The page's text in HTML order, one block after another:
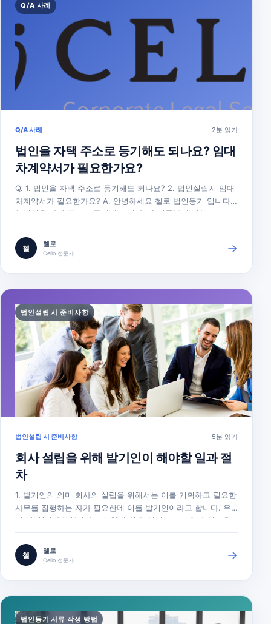
Q/A 사례
Q/A 사례 2분 읽기
법인을 자택 주소로 등기해도 되나요? 임대
차계약서가 필요한가요?
Q. 1. 법인을 자택 주소로 등기해도 되나요? 2. 법인설립시 임대
차계약서가 필요한가요? A. 안녕하세요 첼로 법인등기 입니다.
1. 법인을 자택 주소로 등기해도 되나요? 결론부터 말씀드리면
자택 주소로 법인 주소를 등기할 수 있습니다. 실제로도 창업초
기에는 사무소를 구할 필요가 없어서 자택으로 법인설립하는 경
우가 많습니다. 다만, 특정 업종의 경우에는 사업자등록을 할 수
첼 첼로
Cello 전문가 →
법인설립 시 준비사항
법인설립 시 준비사항 5분 읽기
회사 설립을 위해 발기인이 해야할 일과 절
차
1. 발기인의 의미 회사의 설립을 위해서는 이를 기획하고 필요한
사무를 집행하는 자가 필요한데 이를 발기인이라고 합니다. 우
리 상법(이하 “법”이라고만 합니다)은 실질적으로 회사 설립을
위한 업무를 집행하는지 여부가 아니라 정관에 발기인으로서 기
명날인 또는 서명한 자를 발기인으로 보고 있습니다(법 제289
조제1항). 2. 주식회사 설립의 유형 주식회사 설립의 방법은 설
첼 첼로
Cello 전문가 →
법인등기 서류 작성 방법